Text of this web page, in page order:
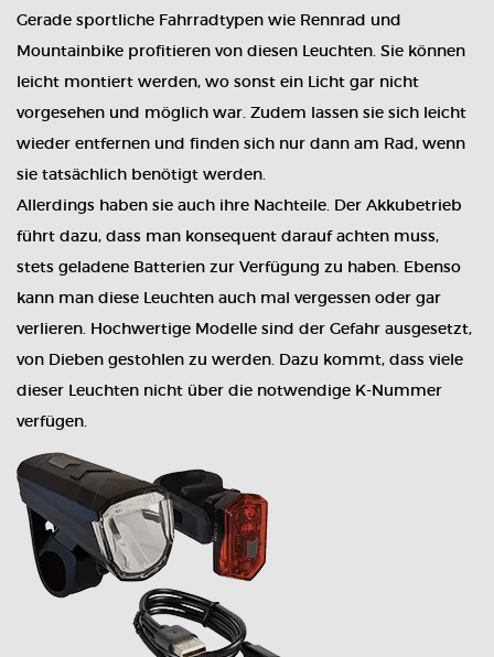
Gerade sportliche Fahrradtypen wie Rennrad und
Mountainbike profitieren von diesen Leuchten. Sie können
leicht montiert werden, wo sonst ein Licht gar nicht
vorgesehen und möglich war. Zudem lassen sie sich leicht
wieder entfernen und finden sich nur dann am Rad, wenn
sie tatsächlich benötigt werden.
Allerdings haben sie auch ihre Nachteile. Der Akkubetrieb
führt dazu, dass man konsequent darauf achten muss,
stets geladene Batterien zur Verfügung zu haben. Ebenso
kann man diese Leuchten auch mal vergessen oder gar
verlieren. Hochwertige Modelle sind der Gefahr ausgesetzt,
von Dieben gestohlen zu werden. Dazu kommt, dass viele
dieser Leuchten nicht über die notwendige K-Nummer
verfügen.